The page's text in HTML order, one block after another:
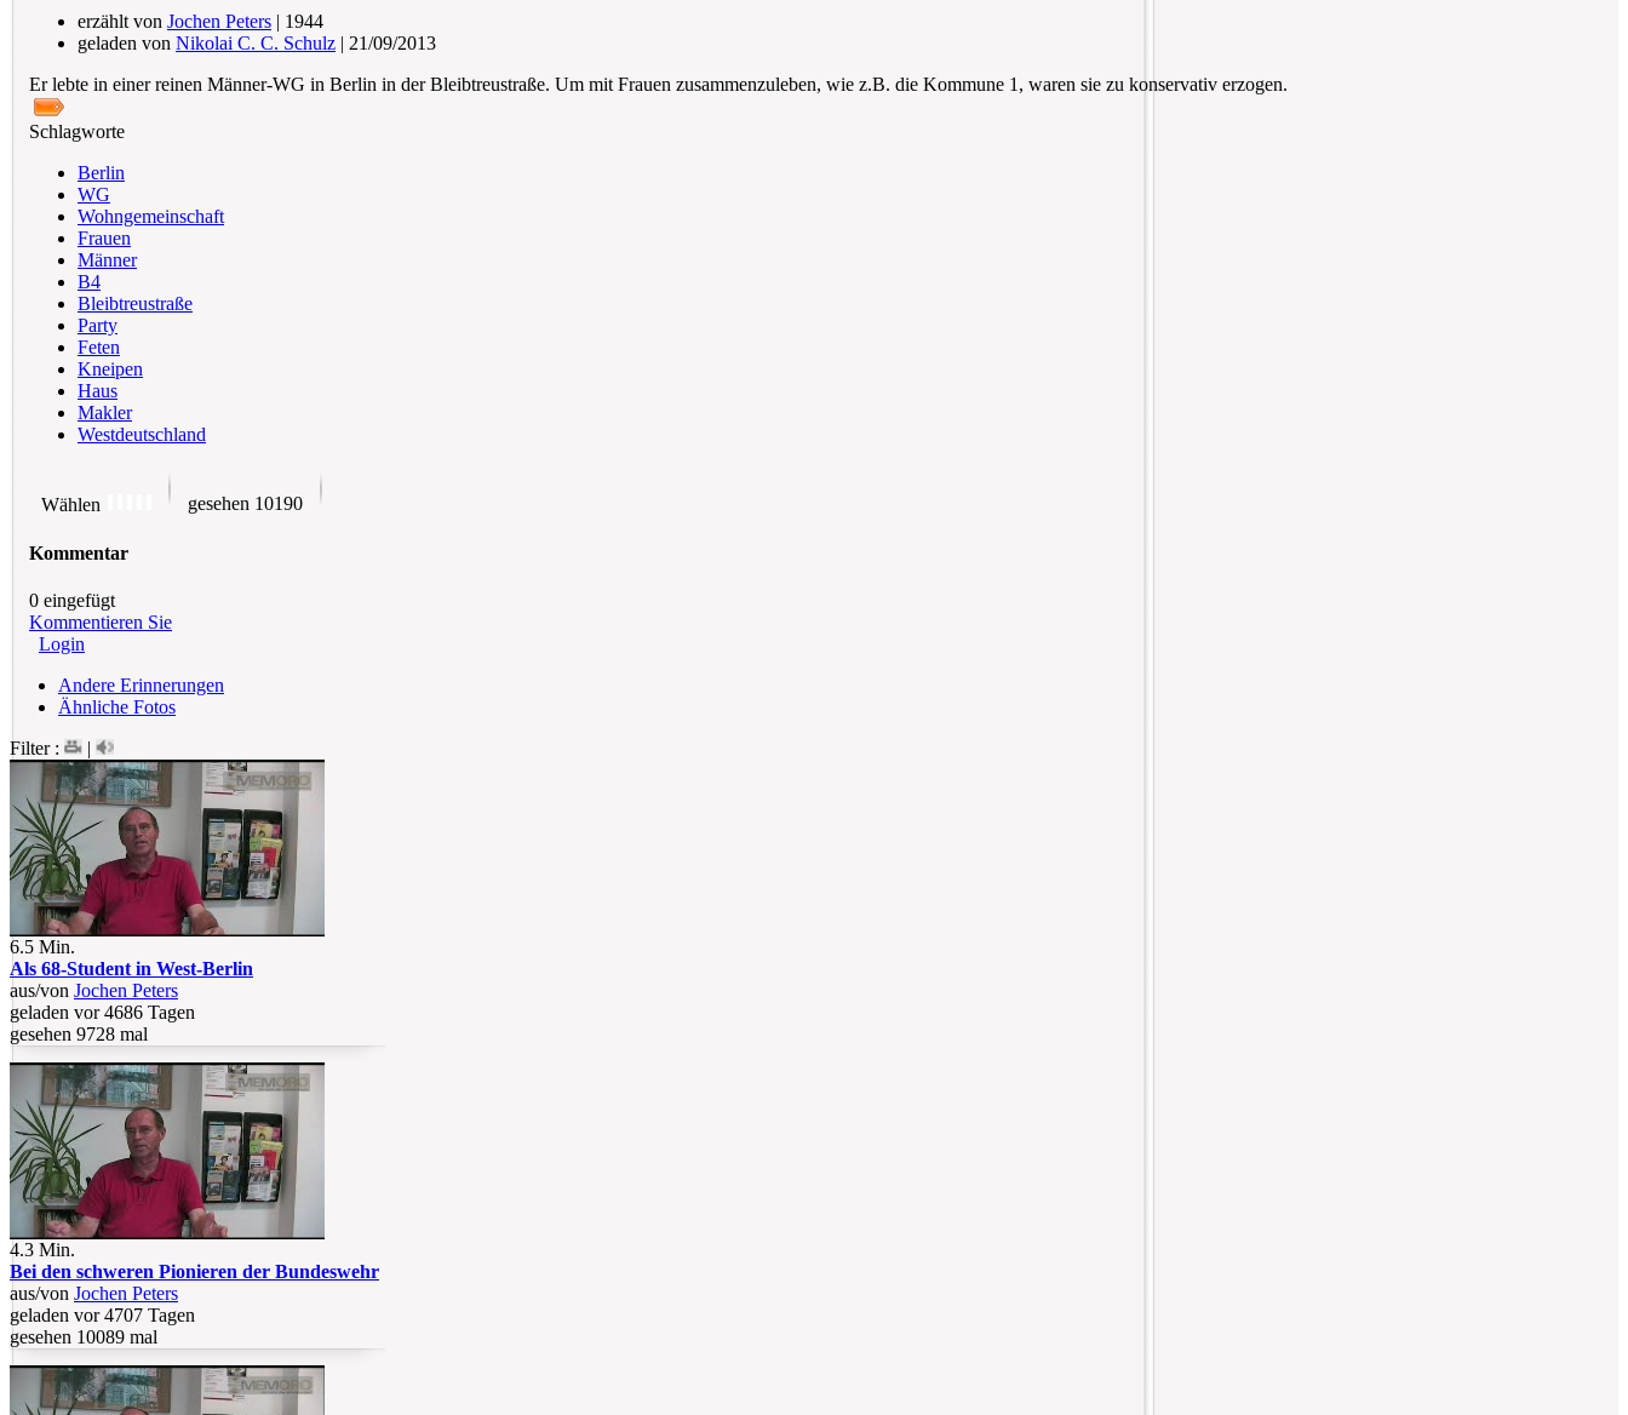
erzählt von Jochen Peters | 1944
geladen von Nikolai C. C. Schulz | 21/09/2013
Er lebte in einer reinen Männer-WG in Berlin in der Bleibtreustraße. Um mit Frauen zusammenzuleben, wie z.B. die Kommune 1, waren sie zu konservativ erzogen.
Schlagworte
Berlin
WG
Wohngemeinschaft
Frauen
Männer
B4
Bleibtreustraße
Party
Feten
Kneipen
Haus
Makler
Westdeutschland
Wählen gesehen 10190
Kommentar
0 eingefügt
Kommentieren Sie
Login
Andere Erinnerungen
Ähnliche Fotos
Filter :
|
6.5 Min.
Als 68-Student in West-Berlin
aus/von Jochen Peters
geladen vor 4686 Tagen
gesehen 9728 mal
4.3 Min.
Bei den schweren Pionieren der Bundeswehr
aus/von Jochen Peters
geladen vor 4707 Tagen
gesehen 10089 mal